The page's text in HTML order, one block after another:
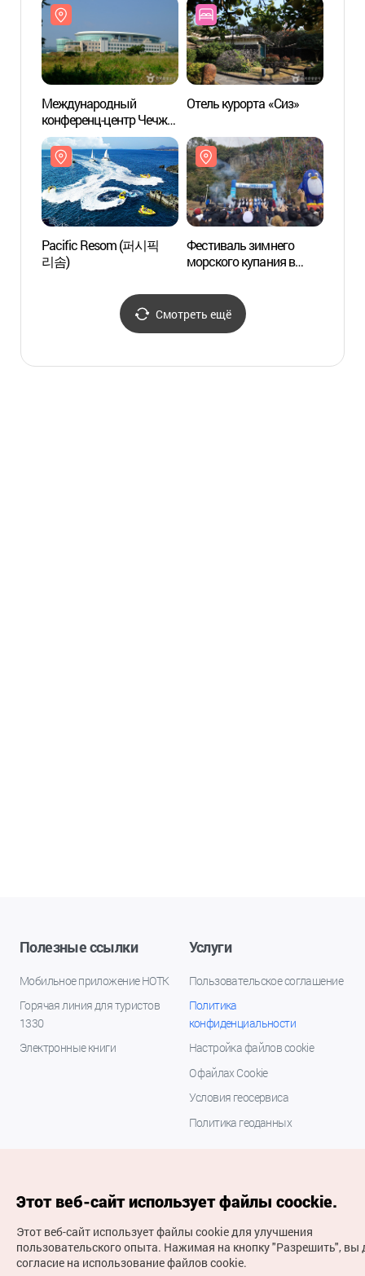
(국제전기자동차엑스포)
Международный
конференц-центр Чечжу
(제주국제컨벤션센터)
Отель курорта «Сиз»
Pacific Resom (퍼시픽
리솜)
Фестиваль зимнего
морского купания в
겨울바다펭귄수영대회)
Смотреть ещё
Полезные ссылки
Мобильное приложение НОТК
Горячая линия для туристов
1330
Электронные книги
Услуги
Пользовательское соглашение
Политика
конфиденциальности
Настройка файлов cookie
О файлах Cookie
Условия геосервиса
Политика геоданных
Этот веб-сайт использует файлы coockie.
Этот веб-сайт использует файлы cookie для улучшения
пользовательского опыта. Нажимая на кнопку "Разрешить", вы
согласие на использование файлов cookie.